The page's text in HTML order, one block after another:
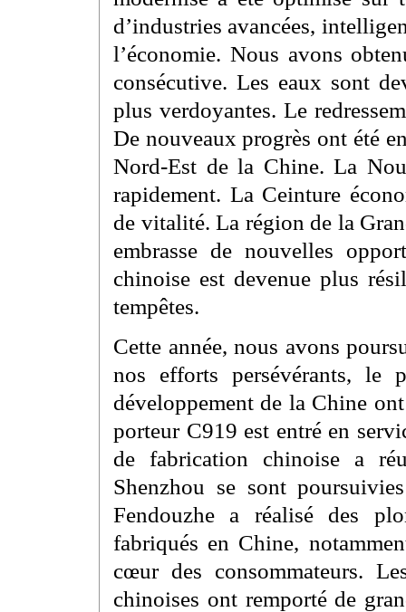
d’industries avancées,
l’économie. Nous avons
consécutive. Les eaux sont
plus verdoyantes. Le
De nouveaux progrès ont été
Nord-Est de la Chine. La
rapidement. La Ceinture
de vitalité. La région de la
embrasse de nouvelles
chinoise est devenue plus
tempêtes.
Cette année, nous avons
nos efforts persévérants,
développement de la Chine
porteur C919 est entré en
de fabrication chinoise a
Shenzhou se sont
Fendouzhe a réalisé des
fabriqués en Chine,
cœur des consommateurs.
chinoises ont remporté de